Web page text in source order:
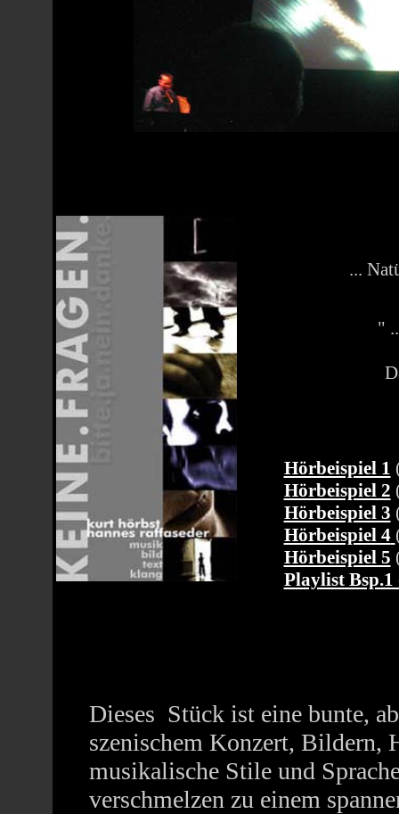
...
"
Hörbeispiel 1
Hörbeispiel 2
Hörbeispiel 3
Hörbeispiel 4
Hörbeispiel 5
Playlist Bsp.1
Dieses Stück ist eine bunte,
szenischem Konzert, Bildern,
musikalische Stile und
verschmelzen zu einem